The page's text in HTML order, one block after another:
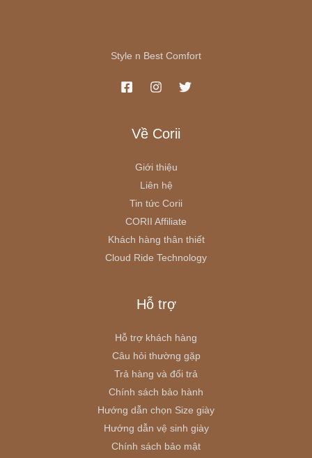
Style n Best Comfort
Về Corii
Giới thiệu
Liên hệ
Tin tức Corii
CORII Affiliate
Khách hàng thân thiết
Cloud Ride Technology
Hỗ trợ
Hỗ trợ khách hàng
Câu hỏi thường gặp
Trả hàng và đổi trả
Chính sách bảo hành
Hướng dẫn chọn Size giày
Hướng dẫn vệ sinh giày
Chính sách bảo mật